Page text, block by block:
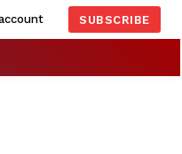
SUBSCRIBE